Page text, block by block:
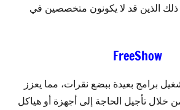
الذين قد لا يكونون متخصصين في
FreeShow
برامج بعيدة ببضع نقرات، مما يعزز
خلال تأجيل الحاجة إلى أجهزة أو هياكل